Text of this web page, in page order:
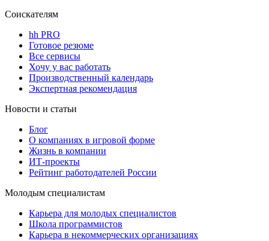
Соискателям
hh PRO
Готовое резюме
Все сервисы
Хочу у вас работать
Производственный календарь
Экспертная рекомендация
Новости и статьи
Блог
О компаниях в игровой форме
Жизнь в компании
ИТ-проекты
Рейтинг работодателей России
Молодым специалистам
Карьера для молодых специалистов
Школа программистов
Карьера в некоммерческих организациях